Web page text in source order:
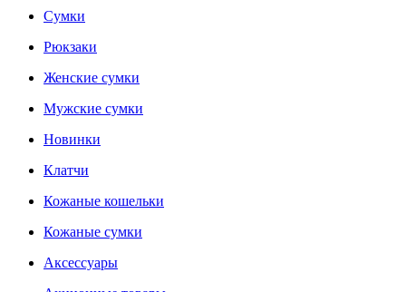
Сумки
Рюкзаки
Женские сумки
Мужские сумки
Новинки
Клатчи
Кожаные кошельки
Кожаные сумки
Аксессуары